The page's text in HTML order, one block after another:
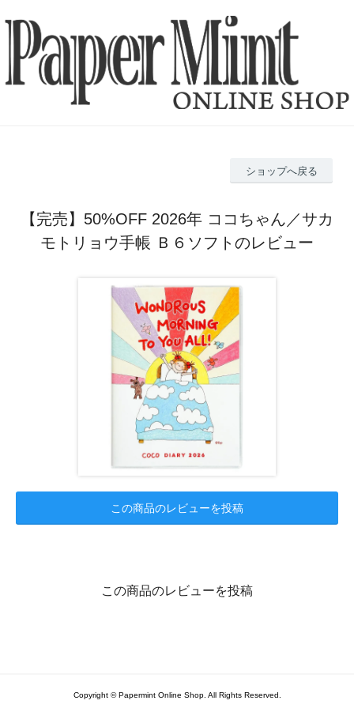
ショップへ戻る
【完売】50%OFF 2026年 ココちゃん／サカ
モトリョウ手帳 Ｂ６ソフトのレビュー
この商品のレビューを投稿
この商品のレビューを投稿
Copyright © Papermint Online Shop. All Rights Reserved.